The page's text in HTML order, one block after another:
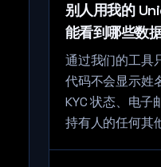
别人用我的
能看到哪些数
通过我们的工具
代码不会显示姓
KYC 状态、电子
持有人的任何其